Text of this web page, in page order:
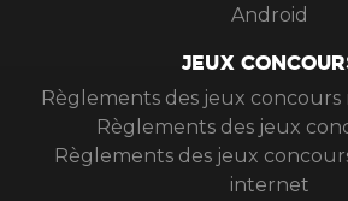
Android
JEUX
Règlements des jeux concours
Règlements des jeux
Règlements des jeux
internet